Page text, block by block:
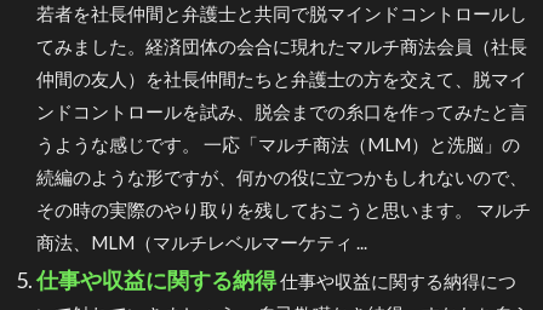
若者を社長仲間と弁護士と共同で脱マインドコントロールし
てみました。経済団体の会合に現れたマルチ商法会員（社長
仲間の友人）を社長仲間たちと弁護士の方を交えて、脱マイ
ンドコントロールを試み、脱会までの糸口を作ってみたと言
うような感じです。 一応「マルチ商法（MLM）と洗脳」の
続編のような形ですが、何かの役に立つかもしれないので、
その時の実際のやり取りを残しておこうと思います。 マルチ
商法、MLM（マルチレベルマーケティ ...
仕事や収益に関する納得仕事や収益に関する納得につ